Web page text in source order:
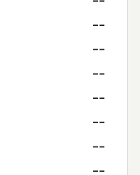
--
--
--
--
--
--
--